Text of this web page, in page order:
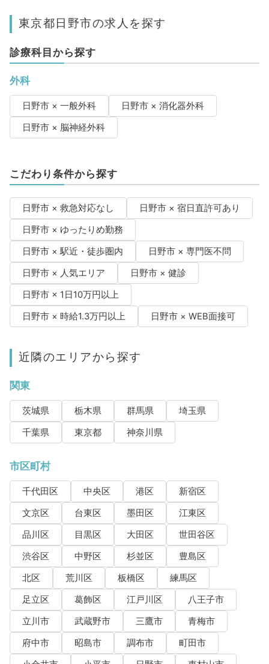
東京都日野市の求人を探す
診療科目から探す
外科
日野市 × 一般外科
日野市 × 消化器外科
日野市 × 脳神経外科
こだわり条件から探す
日野市 × 救急対応なし
日野市 × 宿日直許可あり
日野市 × ゆったりめ勤務
日野市 × 駅近・徒歩圏内
日野市 × 専門医不問
日野市 × 人気エリア
日野市 × 健診
日野市 × 1日10万円以上
日野市 × 時給1.3万円以上
日野市 × WEB面接可
近隣のエリアから探す
関東
茨城県 栃木県 群馬県
埼玉県
千葉県
東京都 神奈川県
市区町村
千代田区 中央区 港区
新宿区
文京区
台東区 墨田区
江東区
品川区
目黒区 大田区
世田谷区
渋谷区
中野区 杉並区
豊島区
北区
荒川区 板橋区
練馬区
足立区
葛飾区 江戸川区
八王子市
立川市
武蔵野市 三鷹市
青梅市
府中市
昭島市 調布市
町田市